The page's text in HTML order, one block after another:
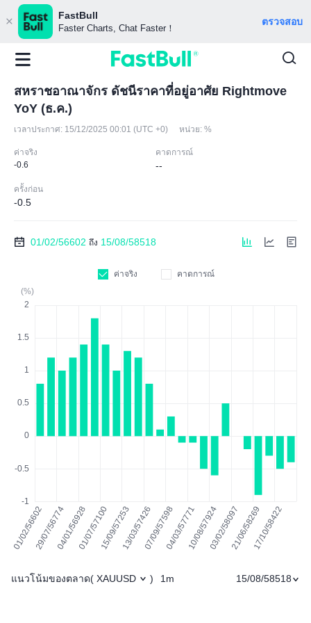
FastBull
Faster Charts, Chat Faster！
ตรวจสอบ
สหราชอาณาจักร ดัชนีราคาที่อยู่อาศัย Rightmove
YoY (ธ.ค.)
เวลาประกาศ: 15/12/2025 00:01 (UTC +0) หน่วย: %
ค่าจริง
-0.6
คาดการณ์
--
ครั้งก่อน
-0.5
01/02/56602 ถึง 15/08/58518
ค่าจริง
คาดการณ์
(%)
แนวโน้มของตลาด( XAUUSD ) 1m 15/08/58518